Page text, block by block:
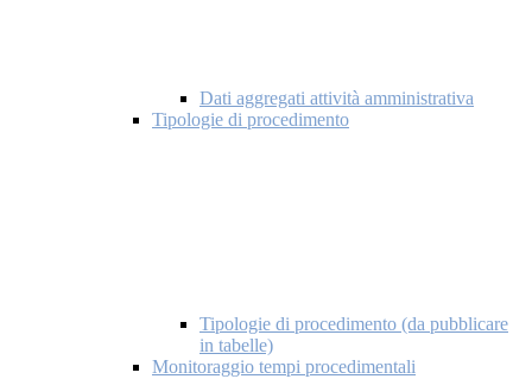
Dati aggregati attività amministrativa
Tipologie di procedimento
Tipologie di procedimento (da pubblicare
in tabelle)
Monitoraggio tempi procedimentali